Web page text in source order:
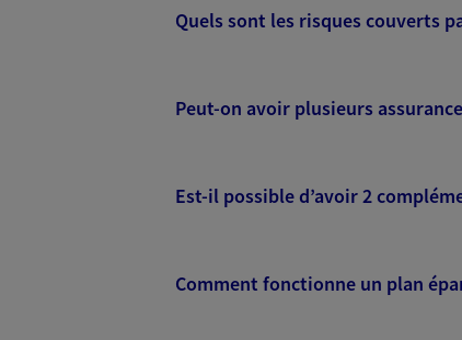
Quels sont les risques couverts
Peut-on avoir plusieurs
Est-il possible d’avoir 2
Comment fonctionne un plan